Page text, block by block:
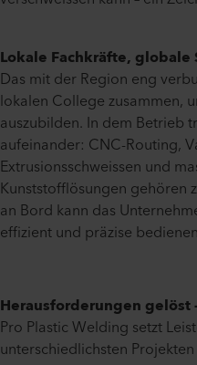
Lokale Fachkräfte, globale
Das mit der Region eng
lokalen College zusammen,
auszubilden. In dem Betrieb
aufeinander: CNC-Routing,
Extrusionsschweissen und
Kunststofflösungen gehören
an Bord kann das
effizient und präzise
Herausforderungen gelöst
Pro Plastic Welding setzt
unterschiedlichsten